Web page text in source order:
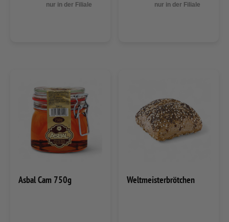
nur in der Filiale nur in der Filiale
Asbal Cam 750g Weltmeisterbrötchen